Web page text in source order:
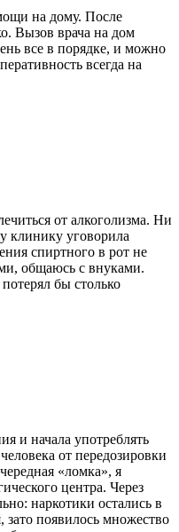
на дому. После
Вызов врача на дом
все в порядке, и можно
всегда на
от алкоголизма. Ни
клинику уговорила
спиртного в рот не
общаюсь с внуками.
бы столько
и начала употреблять
от передозировки
«ломка», я
центра. Через
наркотики остались в
появилось множество